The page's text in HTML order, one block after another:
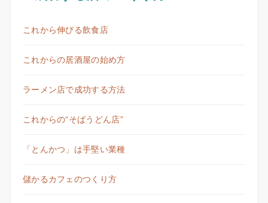
これから伸びる飲食店
これからの居酒屋の始め方
ラーメン店で成功する方法
これからの“そばうどん店”
「とんかつ」は手堅い業種
儲かるカフェのつくり方